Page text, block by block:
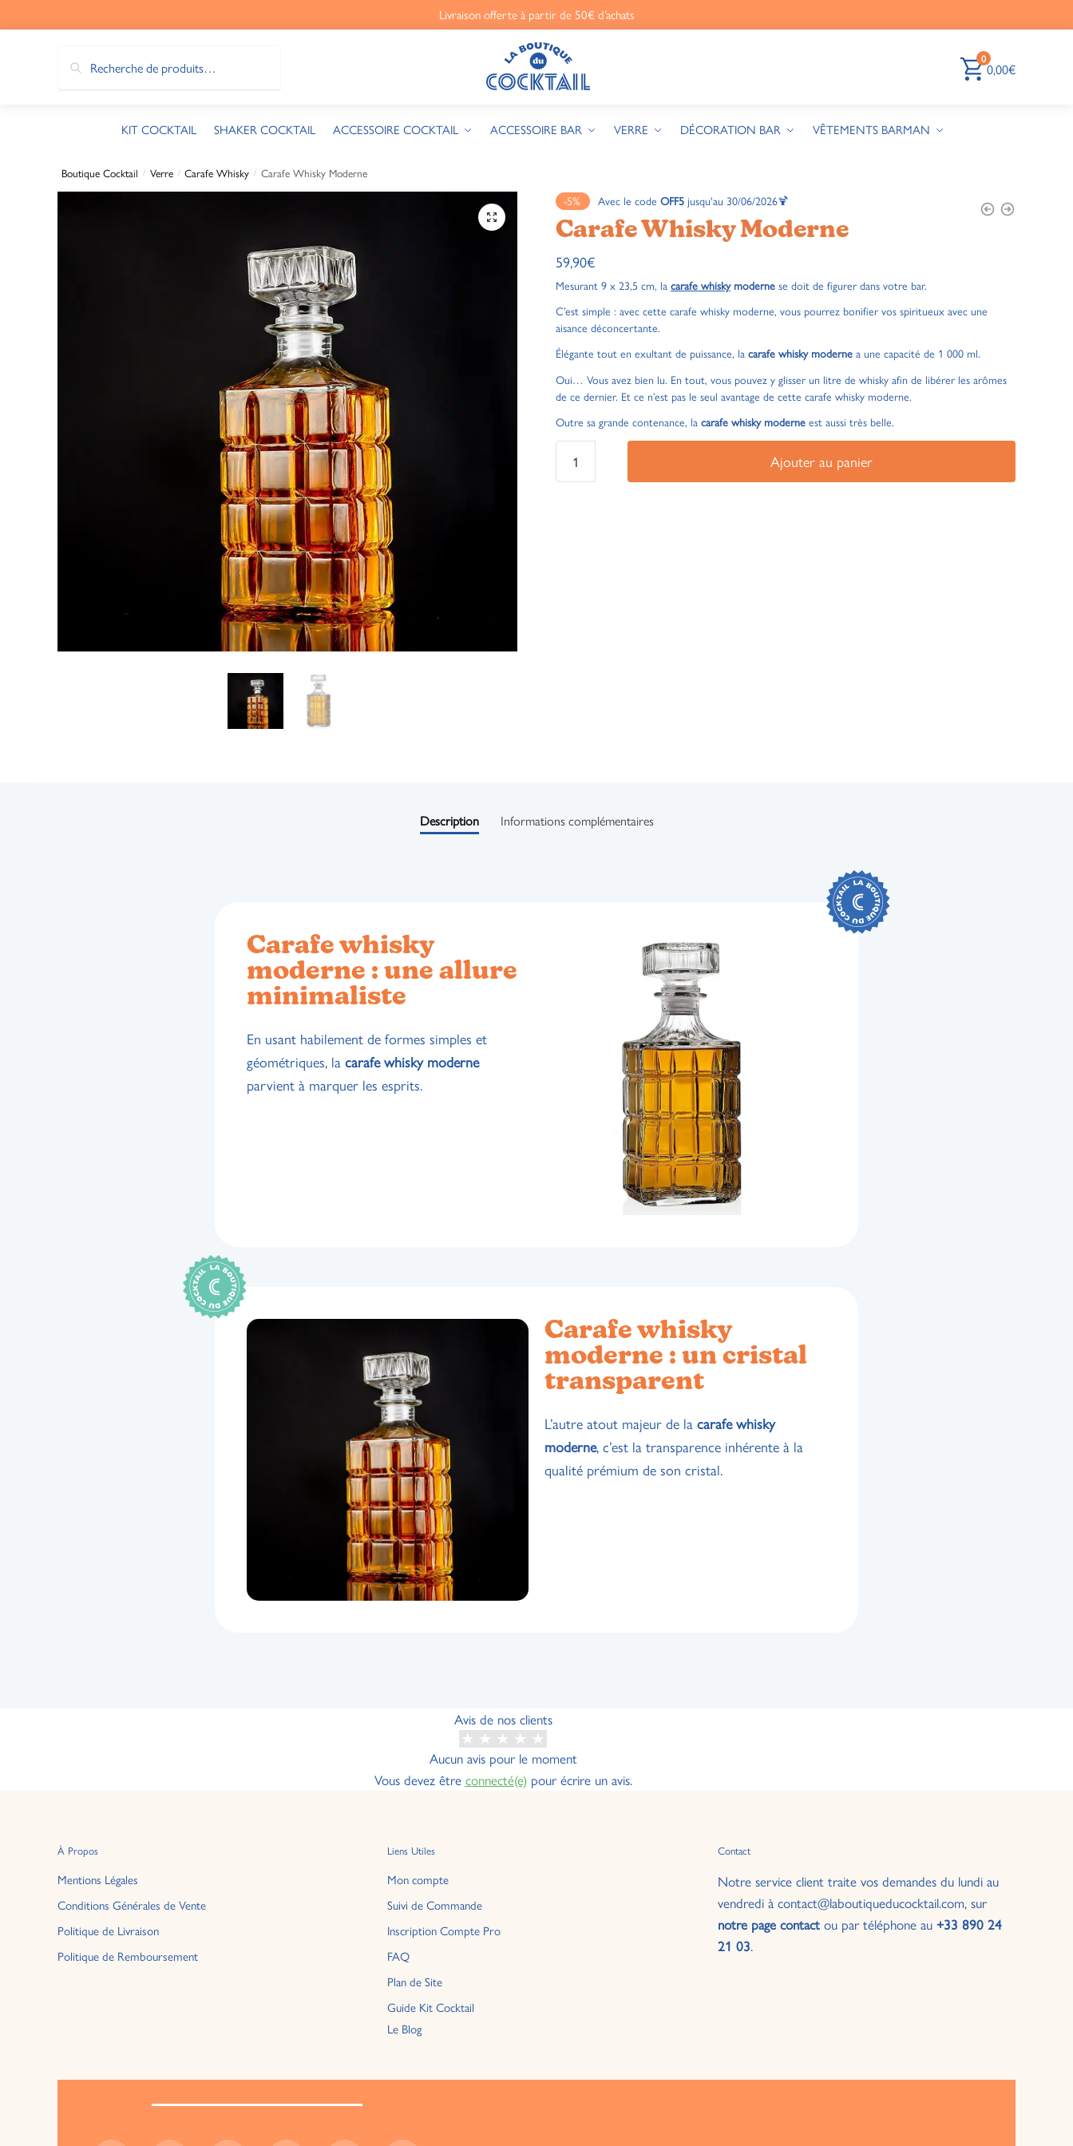
Livraison offerte à partir de 50€ d’achats
0
0,00€
KIT COCKTAIL SHAKER COCKTAIL ACCESSOIRE COCKTAIL ACCESSOIRE BAR VERRE DÉCORATION BAR VÊTEMENTS BARMAN
Boutique Cocktail / Verre / Carafe Whisky / Carafe Whisky Moderne
🔍
-5% Avec le code OFF5 jusqu'au 30/06/2026🍹
Carafe Whisky Moderne
59,90€
Mesurant 9 x 23,5 cm, la carafe whiskymoderne se doit de figurer dans votre bar.
C’est simple : avec cette carafe whisky moderne, vous pourrez bonifier vos spiritueux avec une
aisance déconcertante.
Élégante tout en exultant de puissance, la carafe whisky moderne a une capacité de 1 000 ml.
Oui… Vous avez bien lu. En tout, vous pouvez y glisser un litre de whisky afin de libérer les arômes
de ce dernier. Et ce n’est pas le seul avantage de cette carafe whisky moderne.
Outre sa grande contenance, la carafe whisky moderne est aussi très belle.
Ajouter au panier
Description Informations complémentaires
Carafe whisky
moderne : une allure
minimaliste
En usant habilement de formes simples et
géométriques, lacarafe whisky moderne
parvient à marquer les esprits.
Carafe whisky
moderne : un cristal
transparent
L’autre atout majeur de la carafe whisky
moderne, c’est la transparence inhérente à la
qualité prémium de son cristal.
Avis de nos clients
Aucun avis pour le moment
Vous devez être connecté(e)pour écrire un avis.
À Propos
Mentions Légales
Conditions Générales de Vente
Politique de Livraison
Politique de Remboursement
Liens Utiles
Mon compte
Suivi de Commande
Inscription Compte Pro
FAQ
Plan de Site
Guide Kit Cocktail
Le Blog
Contact
Notre service client traite vos demandes du lundi au
vendredi à contact@laboutiqueducocktail.com, sur
notre page contactou par téléphone au +33 890 24
21 03.